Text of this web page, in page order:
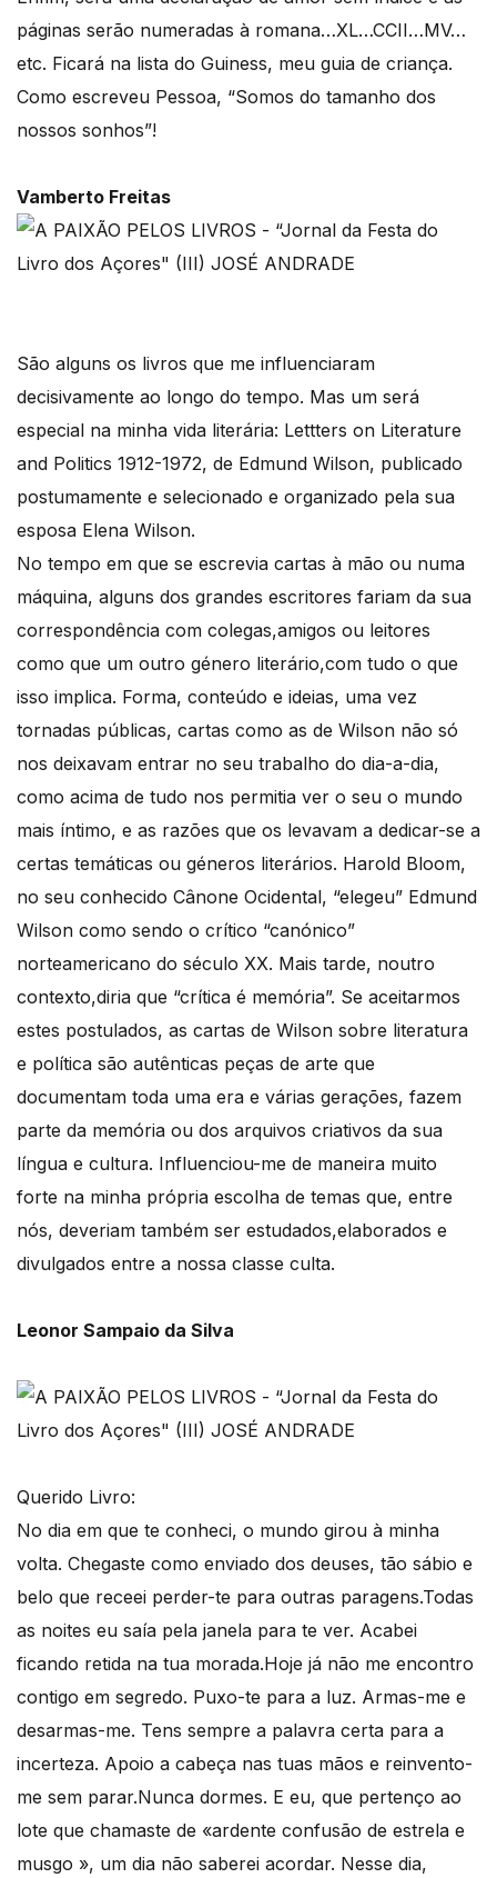
páginas serão numeradas à romana…XL…CCII…MV…
etc. Ficará na lista do Guiness, meu guia de criança.
Como escreveu Pessoa, “Somos do tamanho dos
nossos sonhos”!
Vamberto Freitas
São alguns os livros que me influenciaram
decisivamente ao longo do tempo. Mas um será
especial na minha vida literária: Lettters on Literature
and Politics 1912-1972, de Edmund Wilson, publicado
postumamente e selecionado e organizado pela sua
esposa Elena Wilson.
No tempo em que se escrevia cartas à mão ou numa
máquina, alguns dos grandes escritores fariam da sua
correspondência com colegas,amigos ou leitores
como que um outro género literário,com tudo o que
isso implica. Forma, conteúdo e ideias, uma vez
tornadas públicas, cartas como as de Wilson não só
nos deixavam entrar no seu trabalho do dia-a-dia,
como acima de tudo nos permitia ver o seu o mundo
mais íntimo, e as razões que os levavam a dedicar-se a
certas temáticas ou géneros literários. Harold Bloom,
no seu conhecido Cânone Ocidental, “elegeu” Edmund
Wilson como sendo o crítico “canónico”
norteamericano do século XX. Mais tarde, noutro
contexto,diria que “crítica é memória”. Se aceitarmos
estes postulados, as cartas de Wilson sobre literatura
e política são autênticas peças de arte que
documentam toda uma era e várias gerações, fazem
parte da memória ou dos arquivos criativos da sua
língua e cultura. Influenciou-me de maneira muito
forte na minha própria escolha de temas que, entre
nós, deveriam também ser estudados,elaborados e
divulgados entre a nossa classe culta.
Leonor Sampaio da Silva
Querido Livro:
No dia em que te conheci, o mundo girou à minha
volta. Chegaste como enviado dos deuses, tão sábio e
belo que receei perder-te para outras paragens.Todas
as noites eu saía pela janela para te ver. Acabei
ficando retida na tua morada.Hoje já não me encontro
contigo em segredo. Puxo-te para a luz. Armas-me e
desarmas-me. Tens sempre a palavra certa para a
incerteza. Apoio a cabeça nas tuas mãos e reinvento-
me sem parar.Nunca dormes. E eu, que pertenço ao
lote que chamaste de «ardente confusão de estrela e
musgo », um dia não saberei acordar. Nesse dia,